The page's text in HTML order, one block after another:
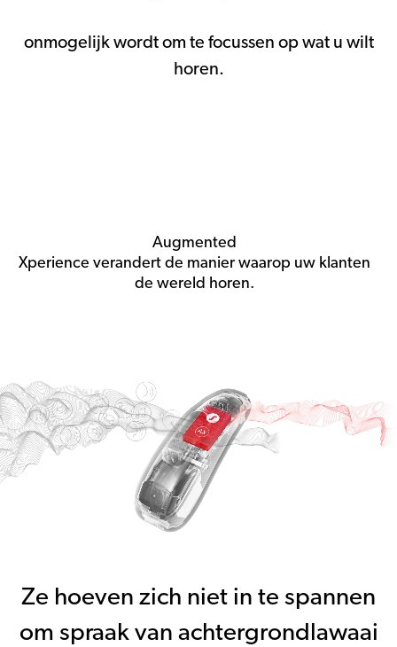
onmogelijk wordt om te focussen op wat u wilt
horen.
Augmented
Xperience verandert de manier waarop uw klanten
de wereld horen.
Ze hoeven zich niet in te spannen
om spraak van achtergrondlawaai